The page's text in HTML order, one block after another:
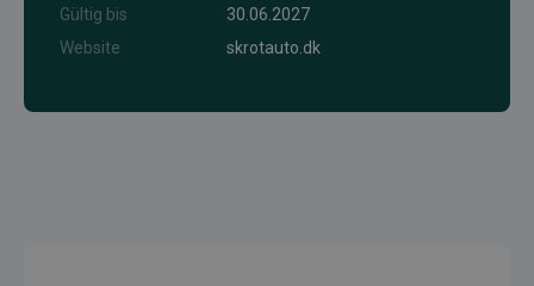
Gültig bis
30.06.2027
Website
skrotauto.dk